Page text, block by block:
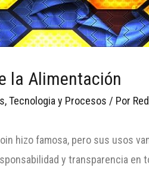
la Alimentación
,Tecnologia y Procesos / Por
hizo famosa, pero sus usos
y transparencia